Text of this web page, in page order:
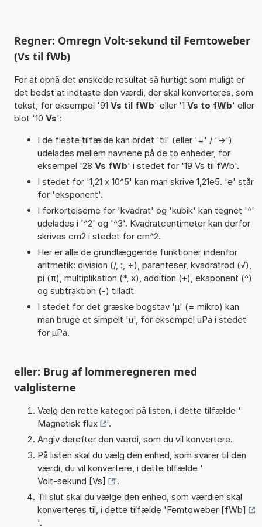
Regner: Omregn Volt-sekund til Femtoweber
(Vs til fWb)
For at opnå det ønskede resultat så hurtigt som muligt er
det bedst at indtaste den værdi, der skal konverteres, som
tekst, for eksempel '91 Vs til fWb' eller '1 Vs to fWb' eller
blot '10 Vs':
I de fleste tilfælde kan ordet 'til' (eller '=' / '->')
udelades mellem navnene på de to enheder, for
eksempel '28 Vs fWb' i stedet for '19 Vs til fWb'.
I stedet for '1,21 x 10^5' kan man skrive 1,21e5. 'e' står
for 'eksponent'.
I forkortelserne for 'kvadrat' og 'kubik' kan tegnet '^'
udelades i '^2' og '^3'. Kvadratcentimeter kan derfor
skrives cm2 i stedet for cm^2.
Her er alle de grundlæggende funktioner indenfor
aritmetik: division (/, :, ÷), parenteser, kvadratrod (√),
pi (π), multiplikation (*, x), addition (+), eksponent (^)
og subtraktion (-) tilladt
I stedet for det græske bogstav 'µ' (= mikro) kan
man bruge et simpelt 'u', for eksempel uPa i stedet
for µPa.
eller: Brug af lommeregneren med
valglisterne
Vælg den rette kategori på listen, i dette tilfælde '
Magnetisk flux
'.
Angiv derefter den værdi, som du vil konvertere.
På listen skal du vælg den enhed, som svarer til den
værdi, du vil konvertere, i dette tilfælde '
Volt-sekund [Vs]
'.
Til slut skal du vælge den enhed, som værdien skal
konverteres til, i dette tilfælde 'Femtoweber [fWb]
'.